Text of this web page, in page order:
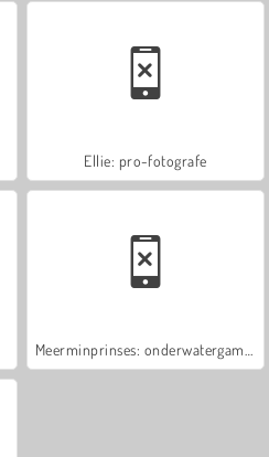
Ellie: pro-fotografe